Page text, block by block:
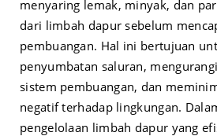
menyaring lemak, minyak, dan
dari limbah dapur sebelum
pembuangan. Hal ini bertujuan
penyumbatan saluran,
sistem pembuangan, dan
negatif terhadap lingkungan.
pengelolaan limbah dapur yang